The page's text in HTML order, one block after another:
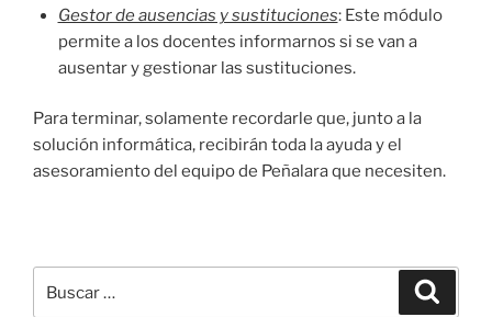
Gestor de ausencias y sustituciones: Este módulo
permite a los docentes informarnos si se van a
ausentar y gestionar las sustituciones.
Para terminar, solamente recordarle que, junto a la
solución informática, recibirán toda la ayuda y el
asesoramiento del equipo de Peñalara que necesiten.
por: